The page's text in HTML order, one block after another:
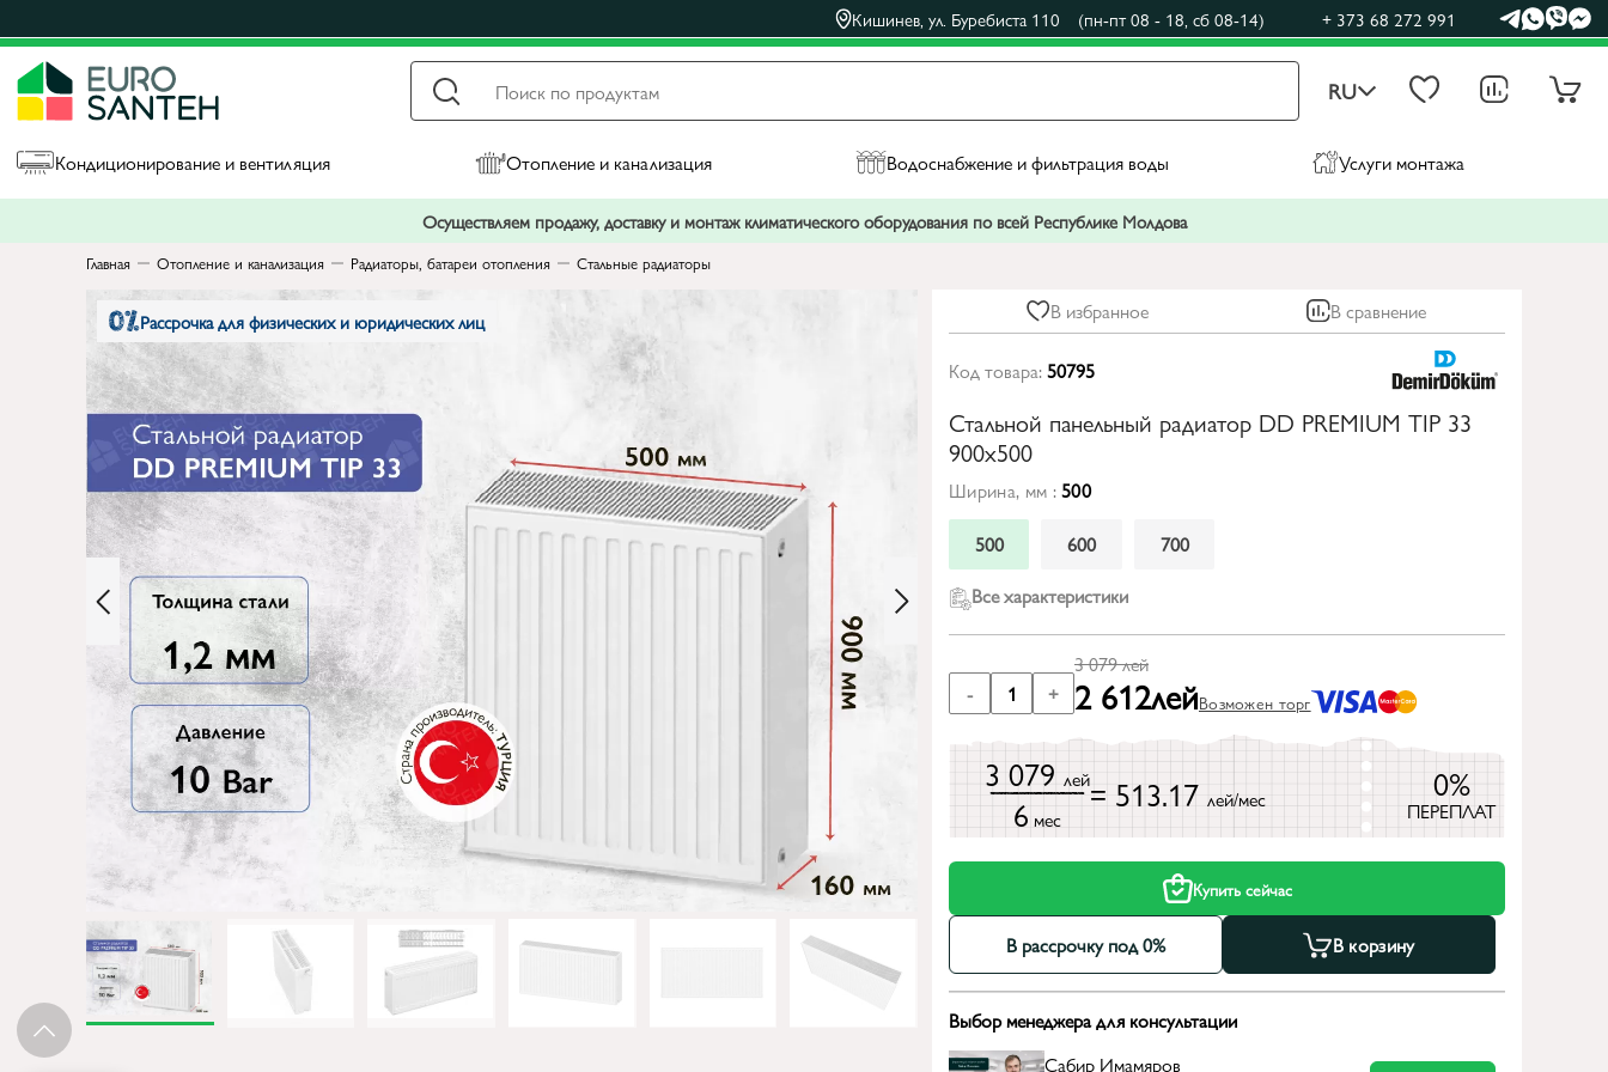
Кишинев, ул. Буребиста 110 (пн-пт 08 - 18, сб 08-14) + 373 68 272 991
RU
Кондиционирование и вентиляция Отопление и канализация Водоснабжение и фильтрация воды Услуги монтажа
Осуществляем продажу, доставку и монтаж климатического оборудования по всей Республике Молдова
Главная Отопление и канализация Радиаторы, батареи отопления Стальные радиаторы
Рассрочка для физических и юридических лиц В избранное В сравнение
Код товара:50795
Стальной панельный радиатор DD PREMIUM TIP 33
900x500
Ширина, мм :500
500
600
700
Все характеристики
- 1 +
3 079лей
2 612лейВозможен торг
3 079 лей
6 мес
= 513.17 лей/мес 0%
ПЕРЕПЛАТ
Купить сейчас
В рассрочку под 0% В корзину
Выбор менеджера для консультации
Сабир Имамяров